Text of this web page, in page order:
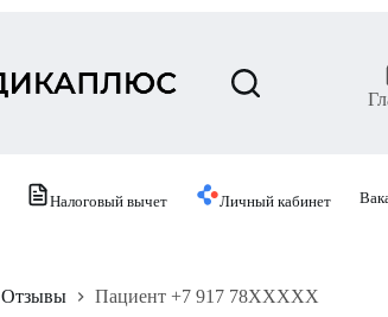
Налоговый вычет Личный кабинет
Отзывы Пациент +7 917 78XXXXX